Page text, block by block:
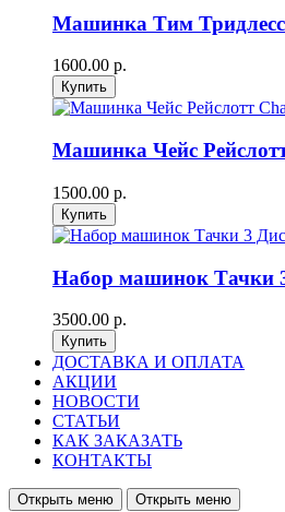
Машинка Тим Тридлесс
1600.00 р.
Машинка Чейс
1500.00 р.
Набор машинок Тачки
3500.00 р.
ДОСТАВКА И ОПЛАТА
АКЦИИ
НОВОСТИ
СТАТЬИ
КАК ЗАКАЗАТЬ
КОНТАКТЫ
Открыть меню Открыть меню